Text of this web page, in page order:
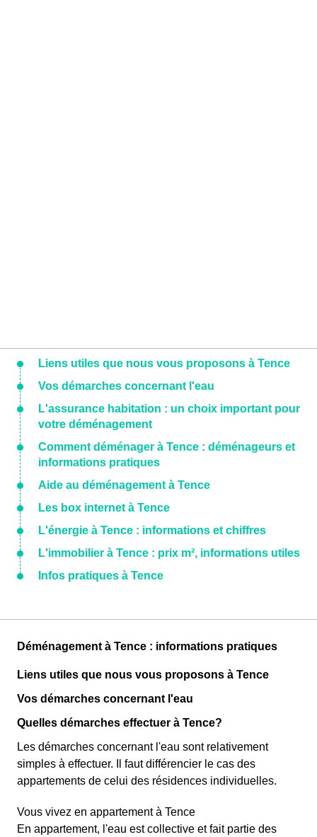
Liens utiles que nous vous proposons à Tence
Vos démarches concernant l'eau
L'assurance habitation : un choix important pour
votre déménagement
Comment déménager à Tence : déménageurs et
informations pratiques
Aide au déménagement à Tence
Les box internet à Tence
L'énergie à Tence : informations et chiffres
L'immobilier à Tence : prix m², informations utiles
Infos pratiques à Tence
Déménagement à Tence : informations pratiques
Liens utiles que nous vous proposons à Tence
Vos démarches concernant l'eau
Quelles démarches effectuer à Tence?
Les démarches concernant l'eau sont relativement
simples à effectuer. Il faut différencier le cas des
appartements de celui des résidences individuelles.
Vous vivez en appartement à Tence
En appartement, l'eau est collective et fait partie des